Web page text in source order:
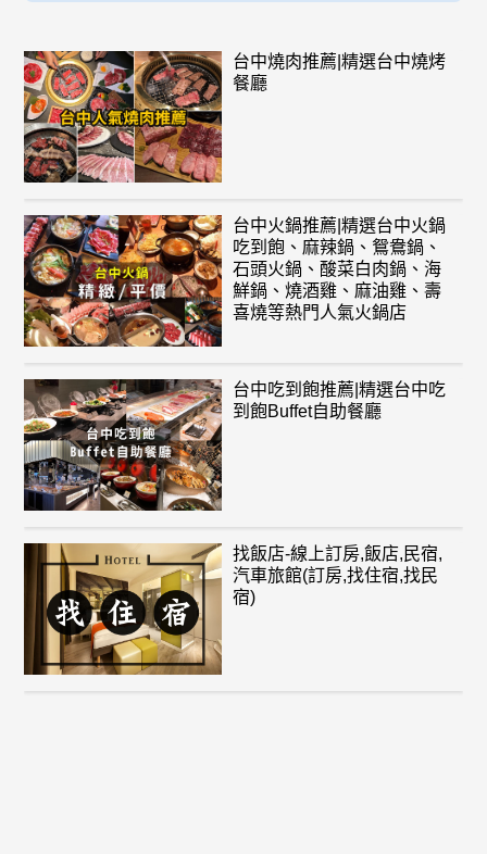
台中燒肉推薦|精選台中燒烤
餐廳
台中火鍋推薦|精選台中火鍋
吃到飽、麻辣鍋、鴛鴦鍋、
石頭火鍋、酸菜白肉鍋、海
鮮鍋、燒酒雞、麻油雞、壽
喜燒等熱門人氣火鍋店
台中吃到飽推薦|精選台中吃
到飽Buffet自助餐廳
找飯店-線上訂房,飯店,民宿,
汽車旅館(訂房,找住宿,找民
宿)